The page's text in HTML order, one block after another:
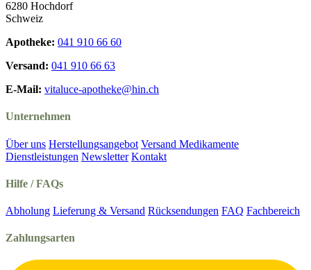
6280 Hochdorf
Schweiz
Apotheke: 041 910 66 60
Versand: 041 910 66 63
E-Mail: vitaluce-apotheke@hin.ch
Unternehmen
Über uns Herstellungsangebot Versand Medikamente
Dienstleistungen Newsletter Kontakt
Hilfe / FAQs
Abholung Lieferung & Versand Rücksendungen FAQ Fachbereich
Zahlungsarten